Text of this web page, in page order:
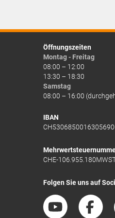
Öffnungszeiten
Montag - Freitag
08:00 – 12:00
13:30 – 18:30
Samstag
08:00 – 16:00
IBAN
CHE-
Folgen Sie uns auf